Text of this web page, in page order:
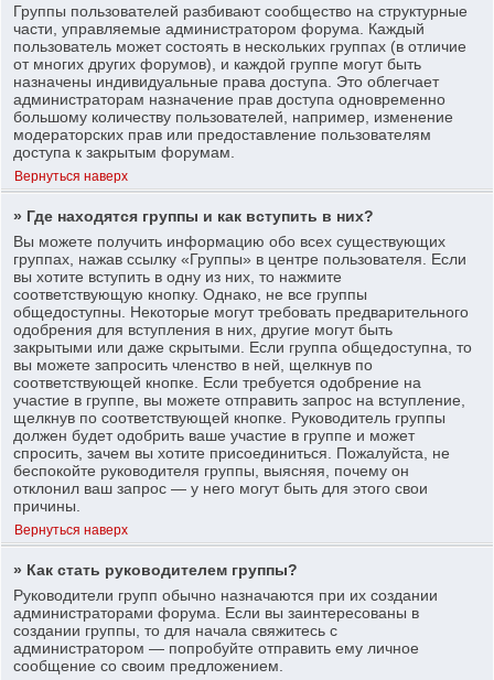
Группы пользователей разбивают сообщество на структурные
части, управляемые администратором форума. Каждый
пользователь может состоять в нескольких группах (в отличие
от многих других форумов), и каждой группе могут быть
назначены индивидуальные права доступа. Это облегчает
администраторам назначение прав доступа одновременно
большому количеству пользователей, например, изменение
модераторских прав или предоставление пользователям
доступа к закрытым форумам.
Вернуться наверх
» Где находятся группы и как вступить в них?
Вы можете получить информацию обо всех существующих
группах, нажав ссылку «Группы» в центре пользователя. Если
вы хотите вступить в одну из них, то нажмите
соответствующую кнопку. Однако, не все группы
общедоступны. Некоторые могут требовать предварительного
одобрения для вступления в них, другие могут быть
закрытыми или даже скрытыми. Если группа общедоступна, то
вы можете запросить членство в ней, щелкнув по
соответствующей кнопке. Если требуется одобрение на
участие в группе, вы можете отправить запрос на вступление,
щелкнув по соответствующей кнопке. Руководитель группы
должен будет одобрить ваше участие в группе и может
спросить, зачем вы хотите присоединиться. Пожалуйста, не
беспокойте руководителя группы, выясняя, почему он
отклонил ваш запрос — у него могут быть для этого свои
причины.
Вернуться наверх
» Как стать руководителем группы?
Руководители групп обычно назначаются при их создании
администраторами форума. Если вы заинтересованы в
создании группы, то для начала свяжитесь с
администратором — попробуйте отправить ему личное
сообщение со своим предложением.